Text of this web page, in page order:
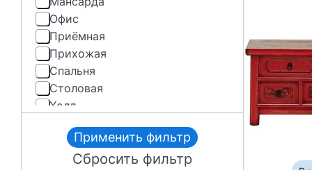
офис
приёмная
прихожая
спальня
столовая
холл
Применить фильтр
Сбросить фильтр